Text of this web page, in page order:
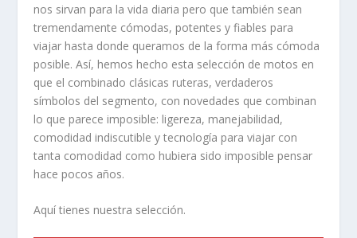
nos sirvan para la vida diaria pero que también sean
tremendamente cómodas, potentes y fiables para
viajar hasta donde queramos de la forma más cómoda
posible. Así, hemos hecho esta selección de motos en
que el combinado clásicas ruteras, verdaderos
símbolos del segmento, con novedades que combinan
lo que parece imposible: ligereza, manejabilidad,
comodidad indiscutible y tecnología para viajar con
tanta comodidad como hubiera sido imposible pensar
hace pocos años.
Aquí tienes nuestra selección.